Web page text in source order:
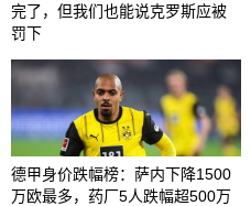
完了，但我们也能说克罗斯应被
罚下
德甲身价跌幅榜：萨内下降1500
万欧最多，药厂5人跌幅超500万